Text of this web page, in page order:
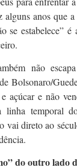
anos que
se estabelece”
não
Bolsonaro/
açúcar e não
linha temporal
vai direto ao
do outro